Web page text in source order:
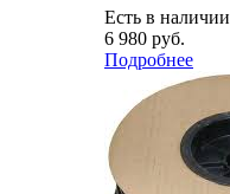
Есть в наличии
6 980 руб.
Подробнее